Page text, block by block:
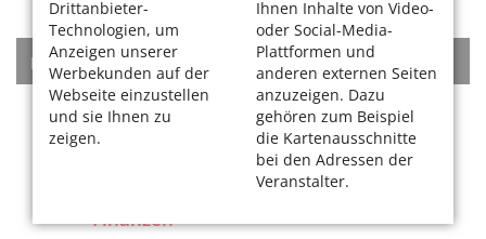
Drittanbieter-
Technologien, um
Anzeigen unserer
Werbekunden auf der
Webseite einzustellen
und sie Ihnen zu
zeigen.
Ihnen Inhalte von Video-
oder Social-Media-
Plattformen und
anderen externen Seiten
anzuzeigen. Dazu
gehören zum Beispiel
die Kartenausschnitte
bei den Adressen der
Veranstalter.
KATEGORIEN
Rat + Tat
Finanzen